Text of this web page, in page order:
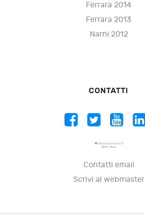
Ferrara 2014
Ferrara 2013
Narni 2012
CONTATTI
Piazza Vescovio, n. 21
00199 - Roma
Contatti email
Scrivi al webmaster